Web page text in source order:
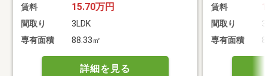
賃料 15.70万円
間取り
3LDK
専有面積
88.33㎡
詳細を見る
賃料
間取り
専有面積